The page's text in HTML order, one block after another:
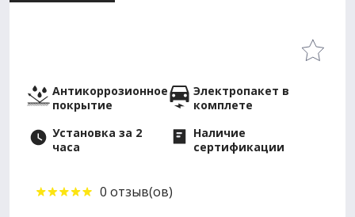
Антикоррозионное
покрытие
Электропакет в
комплете
Установка за 2
часа
Наличие
сертификации
0 отзыв(ов)